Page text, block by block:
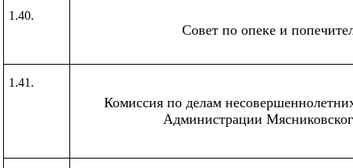
1.40.
Совет по опеке и
1.41.
Комиссия по делам
Администрации